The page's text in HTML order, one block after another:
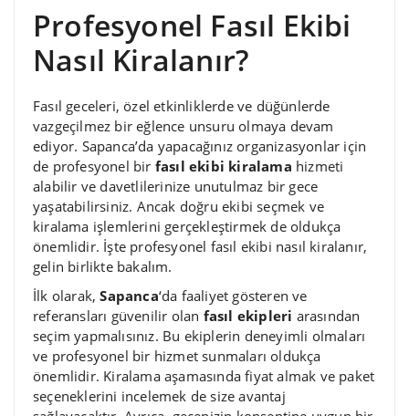
Profesyonel Fasıl Ekibi
Nasıl Kiralanır?
Fasıl geceleri, özel etkinliklerde ve düğünlerde
vazgeçilmez bir eğlence unsuru olmaya devam
ediyor. Sapanca’da yapacağınız organizasyonlar için
de profesyonel bir fasıl ekibi kiralama hizmeti
alabilir ve davetlilerinize unutulmaz bir gece
yaşatabilirsiniz. Ancak doğru ekibi seçmek ve
kiralama işlemlerini gerçekleştirmek de oldukça
önemlidir. İşte profesyonel fasıl ekibi nasıl kiralanır,
gelin birlikte bakalım.
İlk olarak,Sapanca‘da faaliyet gösteren ve
referansları güvenilir olan fasıl ekipleri arasından
seçim yapmalısınız. Bu ekiplerin deneyimli olmaları
ve profesyonel bir hizmet sunmaları oldukça
önemlidir. Kiralama aşamasında fiyat almak ve paket
seçeneklerini incelemek de size avantaj